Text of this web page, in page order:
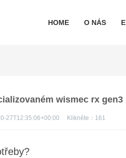
HOME O NÁS
wismec rx
27T12:35:06+00:00 Klikněte： 161